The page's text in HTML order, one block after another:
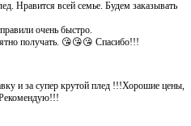
Нравится всей семье. Будем заказывать
очень быстро.
получать. 😘😘😘 Спасибо!!!
и за супер крутой плед !!!Хорошие цены,